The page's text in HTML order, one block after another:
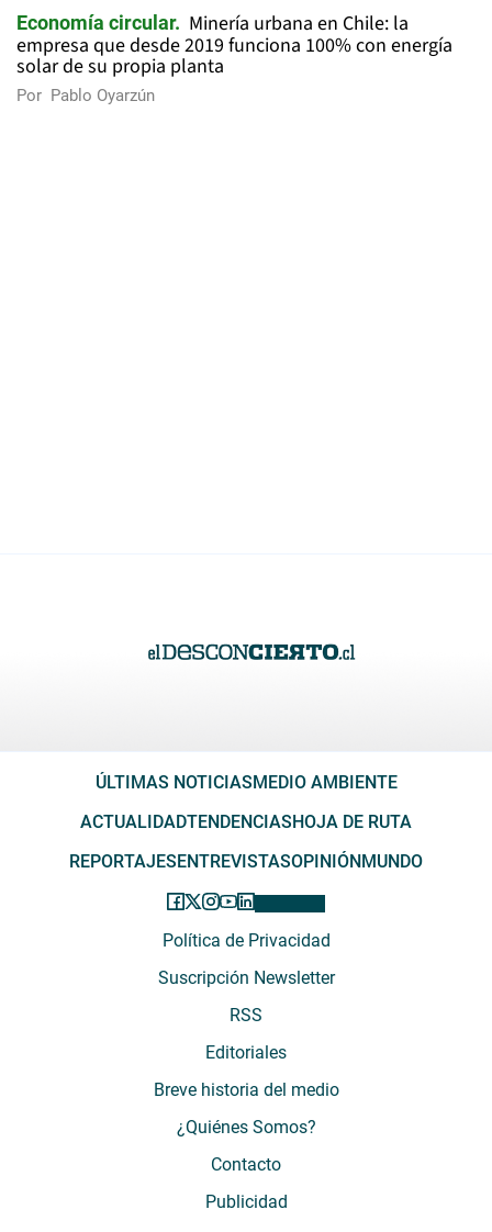
Economía circular
Minería urbana en Chile: la
empresa que desde 2019 funciona 100% con energía
solar de su propia planta
Por Pablo Oyarzún
ÚLTIMAS NOTICIAS MEDIO AMBIENTE
ACTUALIDADTENDENCIAS HOJA DE RUTA
REPORTAJES ENTREVISTASOPINIÓN MUNDO
Política de Privacidad
Suscripción Newsletter
RSS
Editoriales
Breve historia del medio
¿Quiénes Somos?
Contacto
Publicidad